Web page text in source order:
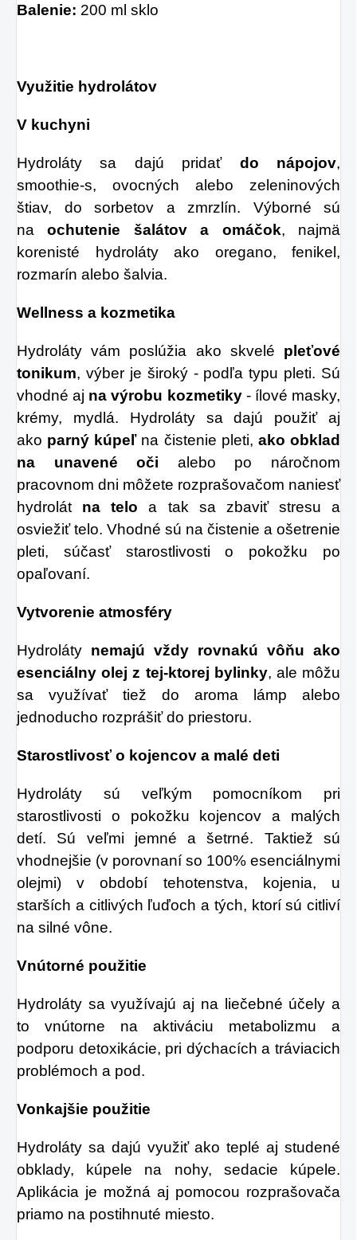
Balenie: 200 ml sklo
Využitie hydrolátov
V kuchyni
Hydroláty sa dajú pridať do nápojov,
smoothie-s, ovocných alebo zeleninových
štiav, do sorbetov a zmrzlín. Výborné sú
naochutenie šalátov a omáčok, najmä
korenisté hydroláty ako oregano, fenikel,
rozmarín alebo šalvia.
Wellness a kozmetika
Hydroláty vám poslúžia ako skvelé pleťové
tonikum, výber je široký - podľa typu pleti. Sú
vhodné aj na výrobu kozmetiky - ílové masky,
krémy, mydlá. Hydroláty sa dajú použiť aj
ako parný kúpeľna čistenie pleti, ako obklad
na unavené oči alebo po náročnom
pracovnom dni môžete rozprašovačom naniesť
hydrolát na teloa tak sa zbaviť stresu a
osviežiť telo. Vhodné sú na čistenie a ošetrenie
pleti, súčasť starostlivosti o pokožku po
opaľovaní.
Vytvorenie atmosféry
Hydroláty nemajú vždy rovnakú vôňu ako
esenciálny olej z tej-ktorej bylinky, ale môžu
sa využívať tiež do aroma lámp alebo
jednoducho rozprášiť do priestoru.
Starostlivosť o kojencov a malé deti
Hydroláty sú veľkým pomocníkom pri
starostlivosti o pokožku kojencov a malých
detí. Sú veľmi jemné a šetrné. Taktiež sú
vhodnejšie (v porovnaní so 100% esenciálnymi
olejmi) v období tehotenstva, kojenia, u
starších a citlivých ľuďoch a tých, ktorí sú citliví
na silné vône.
Vnútorné použitie
Hydroláty sa využívajú aj na liečebné účely a
to vnútorne na aktiváciu metabolizmu a
podporu detoxikácie, pri dýchacích a tráviacich
problémoch a pod.
Vonkajšie použitie
Hydroláty sa dajú využiť ako teplé aj studené
obklady, kúpele na nohy, sedacie kúpele.
Aplikácia je možná aj pomocou rozprašovača
priamo na postihnuté miesto.